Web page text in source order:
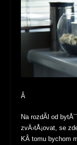
Â
Na rozdÃ­l od
zvÄ›tÅ¡ovat, se
KÂ tomu bychom